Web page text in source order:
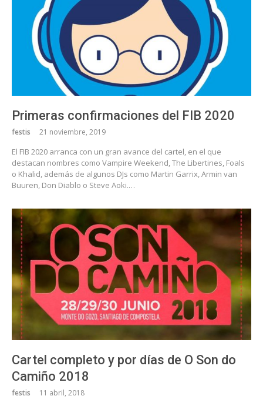
Primeras confirmaciones del FIB 2020
festis 21 noviembre, 2019
El FIB 2020 arranca con un gran avance del cartel, en el que
destacan nombres como Vampire Weekend, The Libertines, Foals
o Khalid, además de algunos DJs como Martin Garrix, Armin van
Buuren, Don Diablo o Steve Aoki.…
Cartel completo y por días de O Son do
Camiño 2018
festis 11 abril, 2018